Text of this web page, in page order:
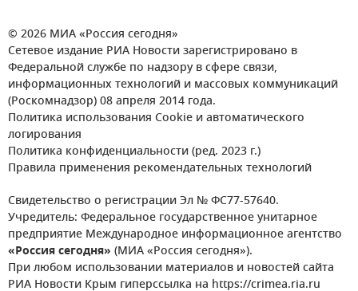
© 2026 МИА «Россия сегодня»
Сетевое издание РИА Новости зарегистрировано в
Федеральной службе по надзору в сфере связи,
информационных технологий и массовых коммуникаций
(Роскомнадзор) 08 апреля 2014 года.
Политика использования Cookie и автоматического
логирования
Политика конфиденциальности (ред. 2023 г.)
Правила применения рекомендательных технологий
Свидетельство о регистрации Эл № ФС77-57640.
Учредитель: Федеральное государственное унитарное
предприятие Международное информационное агентство
«Россия сегодня» (МИА «Россия сегодня»).
При любом использовании материалов и новостей сайта
РИА Новости Крым гиперссылка на https://crimea.ria.ru